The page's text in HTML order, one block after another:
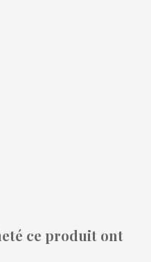
ce produit ont